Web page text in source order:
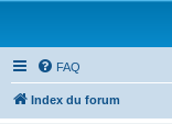
FAQ
Index du forum